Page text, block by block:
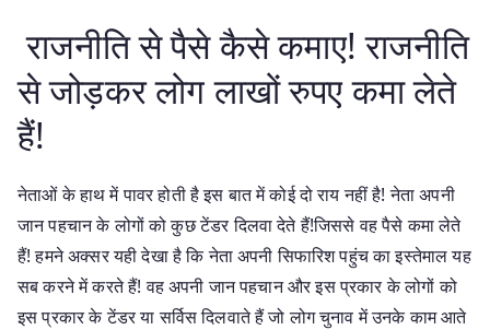
राजनीति से पैसे कैसे कमाए! राजनीति
से जोड़कर लोग लाखों रुपए कमा लेते
हैं!
नेताओं के हाथ में पावर होती है इस बात में कोई दो राय नहीं है! नेता अपनी
जान पहचान के लोगों को कुछ टेंडर दिलवा देते हैं!जिससे वह पैसे कमा लेते
हैं! हमने अक्सर यही देखा है कि नेता अपनी सिफारिश पहुंच का इस्तेमाल यह
सब करने में करते हैं! वह अपनी जान पहचान और इस प्रकार के लोगों को
इस प्रकार के टेंडर या सर्विस दिलवाते हैं जो लोग चुनाव में उनके काम आते